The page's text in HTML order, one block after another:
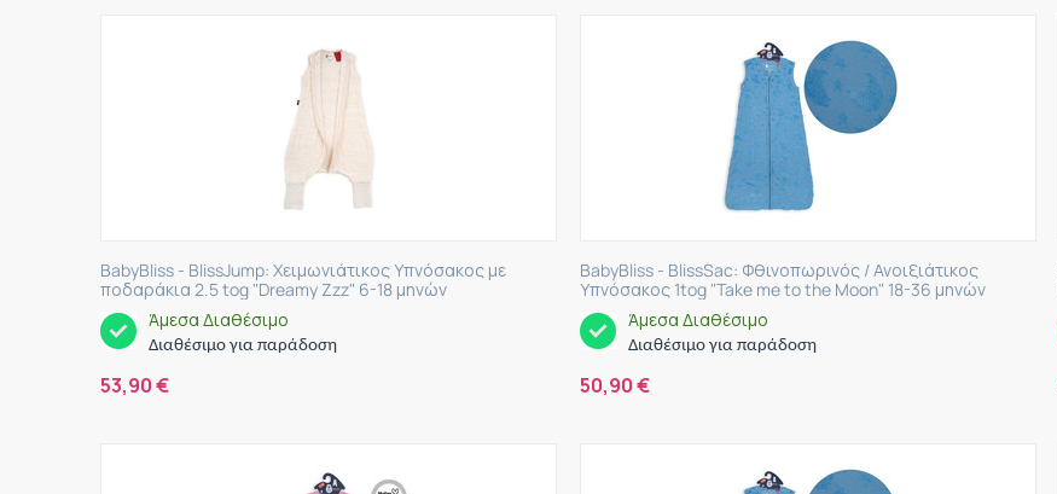
BabyBliss - BlissJump: Χειμωνιάτικος Υπνόσακος με
ποδαράκια 2.5 tog "Dreamy Zzz" 6-18 μηνών
Άμεσα Διαθέσιμο
Διαθέσιμο για παράδοση
53,90€
BabyBliss - BlissSac: Φθινοπωρινός / Ανοιξιάτικος
Υπνόσακος 1tog "Take me to the Moon" 18-36 μηνών
Άμεσα Διαθέσιμο
Διαθέσιμο για παράδοση
50,90€